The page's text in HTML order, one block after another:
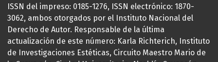
ISSN del impreso: 0185-1276, ISSN electrónico: 1870-
3062, ambos otorgados por el Instituto Nacional del
Derecho de Autor. Responsable de la última
actualización de este número: Karla Richterich, Instituto
de Investigaciones Estéticas, Circuito Maestro Mario de